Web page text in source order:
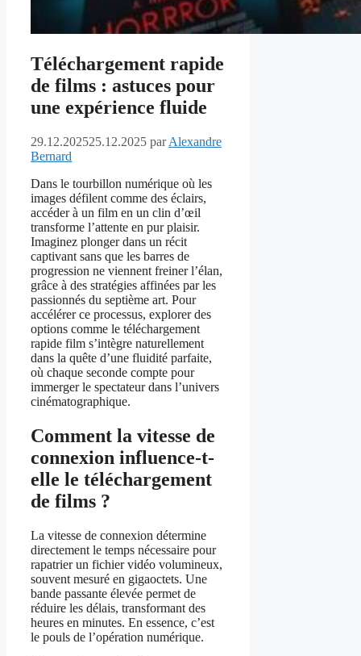
Téléchargement rapide
de films : astuces pour
une expérience fluide
29.12.202525.12.2025 parAlexandre
Bernard
Dans le tourbillon numérique où les
images défilent comme des éclairs,
accéder à un film en un clin d’œil
transforme l’attente en pur plaisir.
Imaginez plonger dans un récit
captivant sans que les barres de
progression ne viennent freiner l’élan,
grâce à des stratégies affinées par les
passionnés du septième art. Pour
accélérer ce processus, explorer des
options comme le téléchargement
rapide film s’intègre naturellement
dans la quête d’une fluidité parfaite,
où chaque seconde compte pour
immerger le spectateur dans l’univers
cinématographique.
Comment la vitesse de
connexion influence-t-
elle le téléchargement
de films ?
La vitesse de connexion détermine
directement le temps nécessaire pour
rapatrier un fichier vidéo volumineux,
souvent mesuré en gigaoctets. Une
bande passante élevée permet de
réduire les délais, transformant des
heures en minutes. En essence, c’est
le pouls de l’opération numérique.